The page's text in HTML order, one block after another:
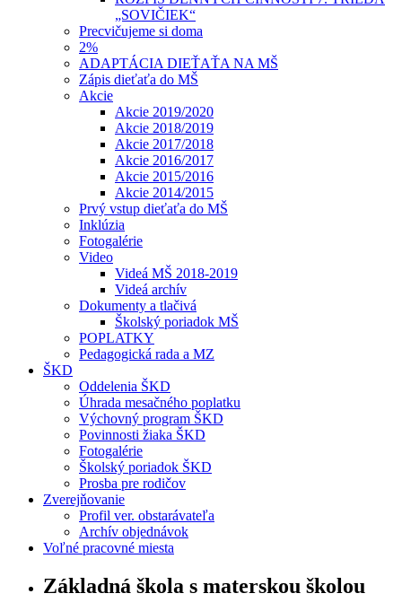
„SOVIČIEK“
Precvičujeme si doma
2%
ADAPTÁCIA DIEŤAŤA NA MŠ
Zápis dieťaťa do MŠ
Akcie
Akcie 2019/2020
Akcie 2018/2019
Akcie 2017/2018
Akcie 2016/2017
Akcie 2015/2016
Akcie 2014/2015
Prvý vstup dieťaťa do MŠ
Inklúzia
Fotogalérie
Video
Videá MŠ 2018-2019
Videá archív
Dokumenty a tlačivá
Školský poriadok MŠ
POPLATKY
Pedagogická rada a MZ
ŠKD
Oddelenia ŠKD
Úhrada mesačného poplatku
Výchovný program ŠKD
Povinnosti žiaka ŠKD
Fotogalérie
Školský poriadok ŠKD
Prosba pre rodičov
Zverejňovanie
Profil ver. obstarávateľa
Archív objednávok
Voľné pracovné miesta
Základná škola s materskou školou